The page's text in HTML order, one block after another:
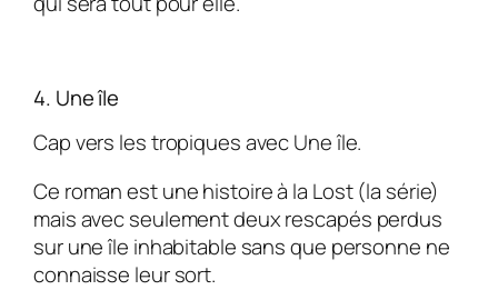
4. Une île
Cap vers les tropiques avec Une île.
Ce roman est une histoire à la Lost (la série)
mais avec seulement deux rescapés perdus
sur une île inhabitable sans que personne ne
connaisse leur sort.